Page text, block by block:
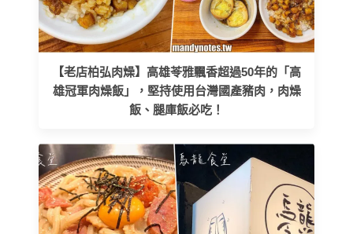
【老店柏弘肉燥】高雄苓雅飄香超過50年的「高
雄冠軍肉燥飯」，堅持使用台灣國產豬肉，肉燥
飯、腿庫飯必吃！